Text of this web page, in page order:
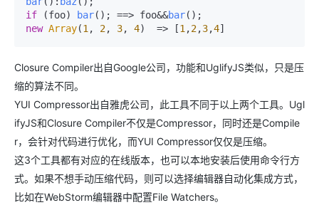
if (foo) bar(); ==> foo&&bar
new Array(1, 2, 3, 4)  => [1,2,3,4
Closure Compiler出自Google公司，功能和UglifyJS类似，只是压
缩的算法不同。
YUI Compressor出自雅虎公司，此工具不同于以上两个工具。Ugl
ifyJS和Closure Compiler不仅是Compressor，同时还是Compile
r，会针对代码进行优化，而YUI Compressor仅仅是压缩。
这3个工具都有对应的在线版本，也可以本地安装后使用命令行方
式。如果不想手动压缩代码，则可以选择编辑器自动化集成方式，
比如在WebStorm编辑器中配置File Watchers。